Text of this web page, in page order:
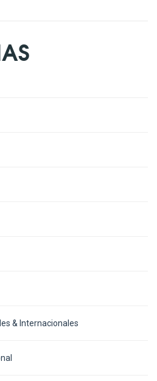
& Internacionales